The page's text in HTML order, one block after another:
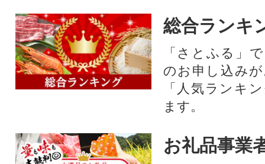
総合ランキ
「さとふる」
のお申し込み
「人気ランキ
ます。
お礼品事業